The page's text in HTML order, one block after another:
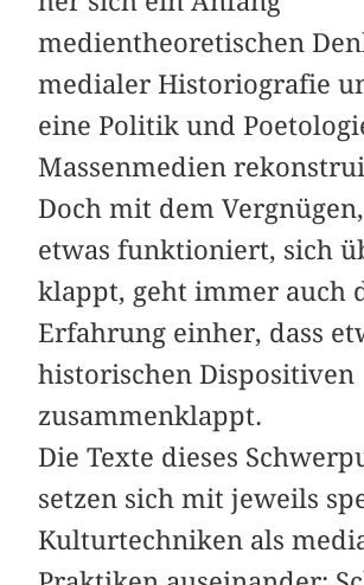
medientheoretischen
medialer Historiografie
eine Politik und
Massenmedien
Doch mit dem
etwas funktioniert, sich
klappt, geht immer auch
Erfahrung einher, dass
historischen Dispositiven
zusammenklappt.
Die Texte dieses
setzen sich mit jeweils
Kulturtechniken als